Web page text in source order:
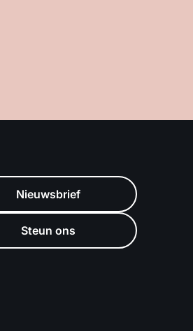
Nieuwsbrief
Steun ons